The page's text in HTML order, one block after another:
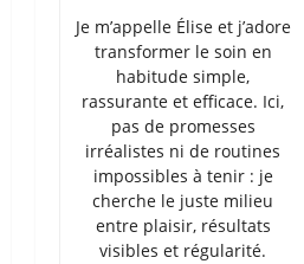
Je m’appelle Élise et j’adore
transformer le soin en
habitude simple,
rassurante et efficace. Ici,
pas de promesses
irréalistes ni de routines
impossibles à tenir : je
cherche le juste milieu
entre plaisir, résultats
visibles et régularité.